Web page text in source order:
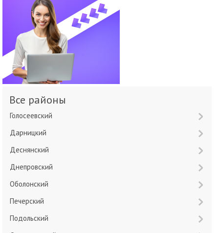
Все районы
Голосеевский
Дарницкий
Деснянский
Днепровский
Оболонский
Печерский
Подольский